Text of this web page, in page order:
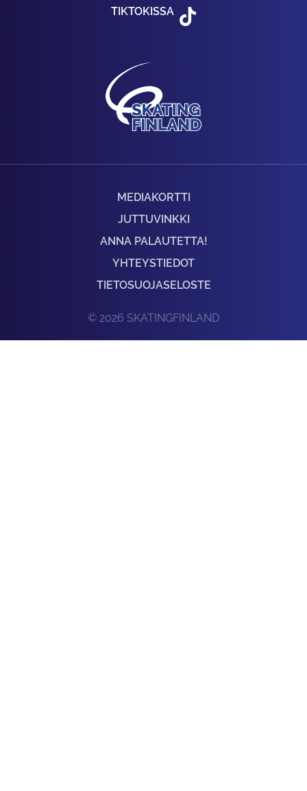
TIKTOKISSA
MEDIAKORTTI
JUTTUVINKKI
ANNA PALAUTETTA!
YHTEYSTIEDOT
TIETOSUOJASELOSTE
© 2026 SKATINGFINLAND